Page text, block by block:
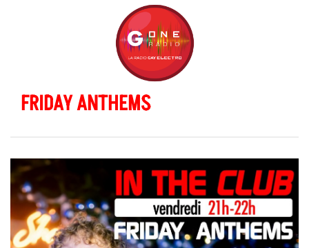
FRIDAY ANTHEMS